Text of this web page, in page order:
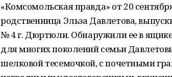
«Комсомольская правда» от 20
родственница Эльза Давлетова,
№ 4 г. Дюртюли. Обнаружили ее в ящике
для многих поколений семьи
шелковой тесемочкой, с почетными